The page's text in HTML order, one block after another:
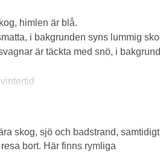
skog, sjö och badstrand, samtidigt
bort. Här finns rymliga